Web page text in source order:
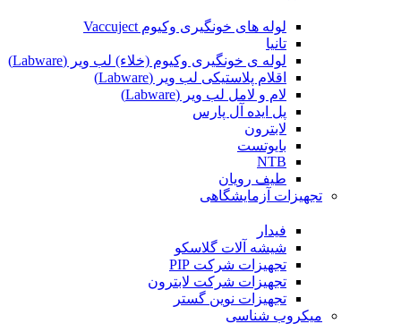
لوله های خونگیری وکیوم Vaccuject
تانیا
لوله ی خونگیری وکیوم (خلاء) لب ویر (Labware)
اقلام پلاستیکی لب ویر (Labware)
لام و لامل لب ویر (Labware)
پل ایده آل پارس
لابترون
بایوتست
NTB
طیف رویان
تجهیزات آزمایشگاهی
فیدار
شیشه آلات گلاسکو
تجهیزات شرکت PIP
تجهیزات شرکت لابترون
تجهیزات نوین گستر
میکروب شناسی